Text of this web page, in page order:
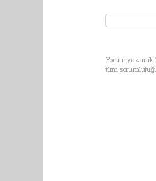
Yorum yazarak
tüm